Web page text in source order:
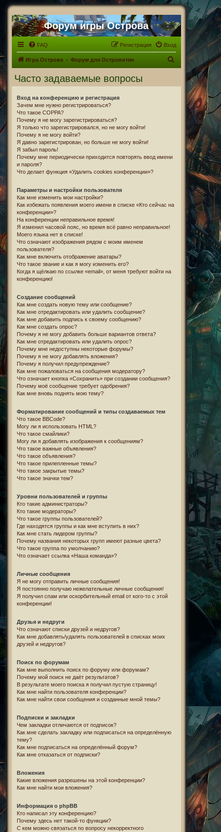
Форум игры Острова
FAQ Вход
Регистрация
Игра Острова Форум для Островитян
Часто задаваемые вопросы
Вход на конференцию и регистрация
Зачем мне нужно регистрироваться?
Что такое COPPA?
Почему я не могу зарегистрироваться?
Я только что зарегистрировался, но не могу войти!
Почему я не могу войти?
Я давно зарегистрирован, но больше не могу войти!
Я забыл пароль!
Почему мне периодически приходится повторять ввод имени
и пароля?
Что делает функция «Удалить cookies конференции»?
Параметры и настройки пользователя
Как мне изменить мои настройки?
Как избежать появления моего имени в списке «Кто сейчас на
конференции»?
На конференции неправильное время!
Я изменил часовой пояс, но время всё равно неправильное!
Моего языка нет в списке!
Что означают изображения рядом с моим именем
пользователя?
Как мне включить отображение аватары?
Что такое звание и как я могу изменить его?
Когда я щёлкаю по ссылке «email», от меня требуют войти на
конференцию!
Создание сообщений
Как мне создать новую тему или сообщение?
Как мне отредактировать или удалить сообщение?
Как мне добавить подпись к своему сообщению?
Как мне создать опрос?
Почему я не могу добавить больше вариантов ответа?
Как мне отредактировать или удалить опрос?
Почему мне недоступны некоторые форумы?
Почему я не могу добавлять вложения?
Почему я получил предупреждение?
Как мне пожаловаться на сообщения модератору?
Что означает кнопка «Сохранить» при создании сообщения?
Почему моё сообщение требует одобрения?
Как мне вновь поднять мою тему?
Форматирование сообщений и типы создаваемых тем
Что такое BBCode?
Могу ли я использовать HTML?
Что такое смайлики?
Могу ли я добавлять изображения к сообщениям?
Что такое важные объявления?
Что такое объявления?
Что такое прилепленные темы?
Что такое закрытые темы?
Что такое значки тем?
Уровни пользователей и группы
Кто такие администраторы?
Кто такие модераторы?
Что такое группы пользователей?
Где находятся группы и как мне вступить в них?
Как мне стать лидером группы?
Почему названия некоторых групп имеют разные цвета?
Что такое группа по умолчанию?
Что означает ссылка «Наша команда»?
Личные сообщения
Я не могу отправить личные сообщения!
Я постоянно получаю нежелательные личные сообщения!
Я получил спам или оскорбительный email от кого-то с этой
конференции!
Друзья и недруги
Что означают списки друзей и недругов?
Как мне добавлять/удалять пользователей в списках моих
друзей и недругов?
Поиск по форумам
Как мне выполнить поиск по форуму или форумам?
Почему мой поиск не даёт результатов?
В результате моего поиска я получил пустую страницу!
Как мне найти пользователя конференции?
Как мне найти свои сообщения и созданные мной темы?
Подписки и закладки
Чем закладки отличаются от подписок?
Как мне сделать закладку или подписаться на определённую
тему?
Как мне подписаться на определённый форум?
Как мне отказаться от подписки?
Вложения
Какие вложения разрешены на этой конференции?
Как мне найти мои вложения?
Информация о phpBB
Кто написал эту конференцию?
Почему здесь нет такой-то функции?
С кем можно связаться по вопросу некорректного